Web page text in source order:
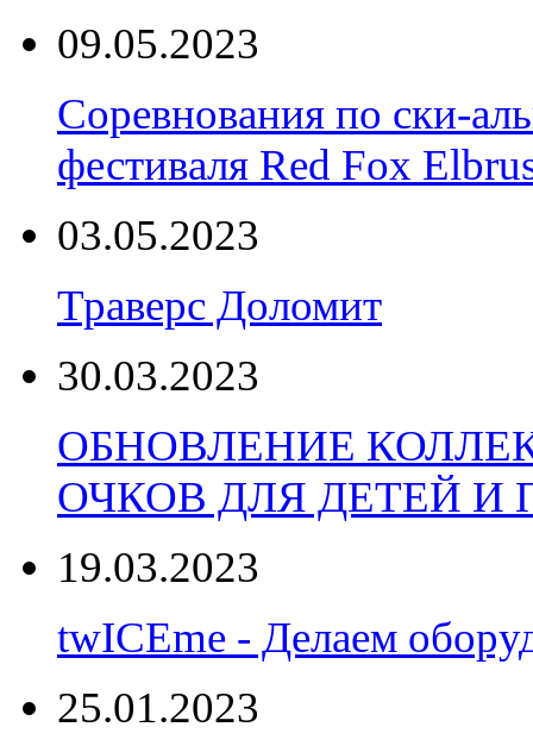
09.05.2023
Соревнования по ски-
фестиваля Red Fox
03.05.2023
Траверс Доломит
30.03.2023
ОБНОВЛЕНИЕ
ОЧКОВ ДЛЯ ДЕТЕЙ И
19.03.2023
twICEme - Делаем
25.01.2023